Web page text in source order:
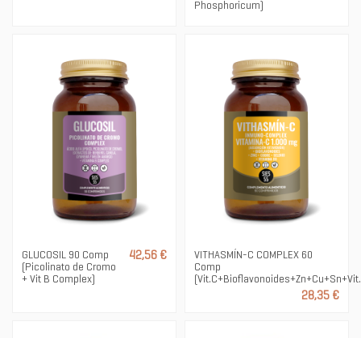
Phosphoricum)
GLUCOSIL 90 Comp
(Picolinato de Cromo
+ Vit B Complex)
42,56 €
VITHASMÍN-C COMPLEX 60
Comp
28,35 €